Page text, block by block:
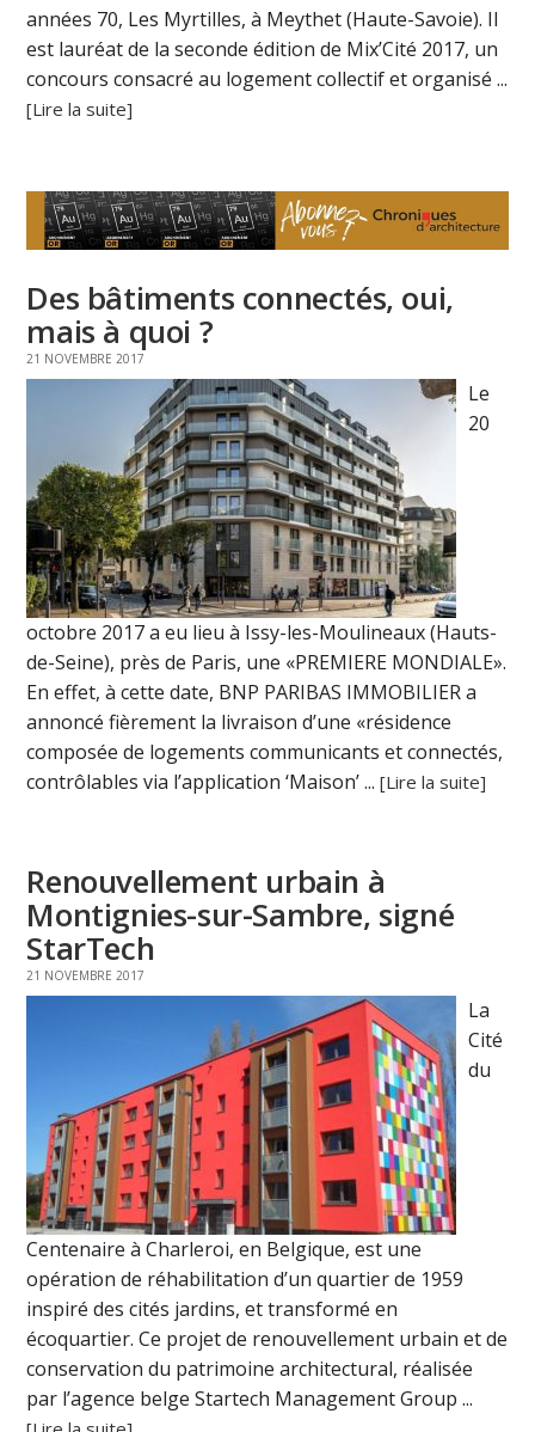
années 70, Les Myrtilles, à Meythet (Haute-Savoie). Il
est lauréat de la seconde édition de Mix’Cité 2017, un
concours consacré au logement collectif et organisé ...
[Lire la suite]
Des bâtiments connectés, oui,
mais à quoi ?
21 NOVEMBRE 2017
Le
20
octobre 2017 a eu lieu à Issy-les-Moulineaux (Hauts-
de-Seine), près de Paris, une «PREMIERE MONDIALE».
En effet, à cette date, BNP PARIBAS IMMOBILIER a
annoncé fièrement la livraison d’une «résidence
composée de logements communicants et connectés,
contrôlables via l’application ‘Maison’ ...[Lire la suite]
Renouvellement urbain à
Montignies-sur-Sambre, signé
StarTech
21 NOVEMBRE 2017
La
Cité
du
Centenaire à Charleroi, en Belgique, est une
opération de réhabilitation d’un quartier de 1959
inspiré des cités jardins, et transformé en
écoquartier. Ce projet de renouvellement urbain et de
conservation du patrimoine architectural, réalisée
par l’agence belge Startech Management Group ...